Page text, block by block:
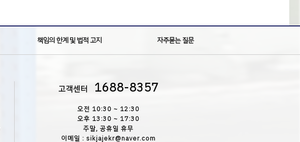
책임의 한계 및 법적 고지 자주묻는 질문
고객센터 1688-8357
오전 10:30 ~ 12:30
오후 13:30 ~ 17:30
주말, 공휴일 휴무
이메일 : sikjajekr@naver.com